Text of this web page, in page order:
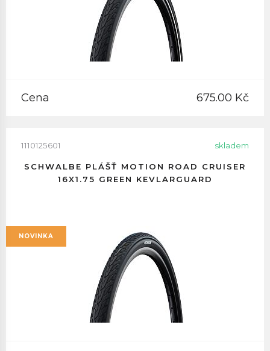
Cena 675.00 Kč
1110125601 skladem
SCHWALBE PLÁŠŤ MOTION ROAD CRUISER
16X1.75 GREEN KEVLARGUARD
NOVINKA